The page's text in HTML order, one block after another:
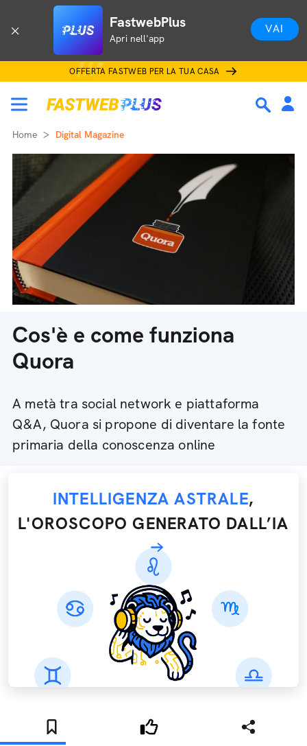
FastwebPlus
Apri nell'app
VAI
OFFERTA FASTWEB PER LA TUA CASA
Home Digital Magazine
Cos'è e come funziona
Quora
A metà tra social network e piattaforma
Q&A, Quora si propone di diventare la fonte
primaria della conoscenza online
INTELLIGENZA ASTRALE,
L'OROSCOPO GENERATO DALL’IA